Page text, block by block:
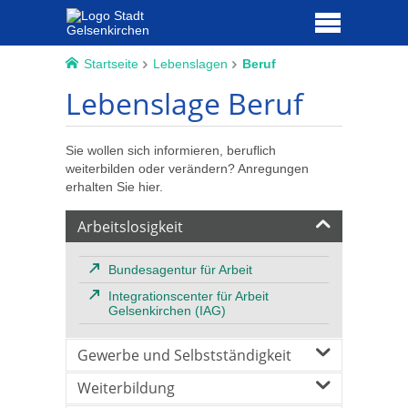
Startseite Lebenslagen Beruf
Lebenslage Beruf
Sie wollen sich informieren, beruflich
weiterbilden oder verändern? Anregungen
erhalten Sie hier.
Arbeitslosigkeit
Bundesagentur für Arbeit
Integrationscenter für Arbeit
Gelsenkirchen (IAG)
Gewerbe und Selbstständigkeit
Weiterbildung